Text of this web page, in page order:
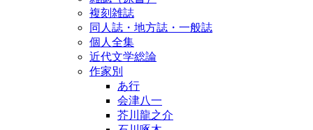
複刻雑誌
同人誌・地方誌・一般誌
個人全集
近代文学総論
作家別
あ行
会津八一
芥川龍之介